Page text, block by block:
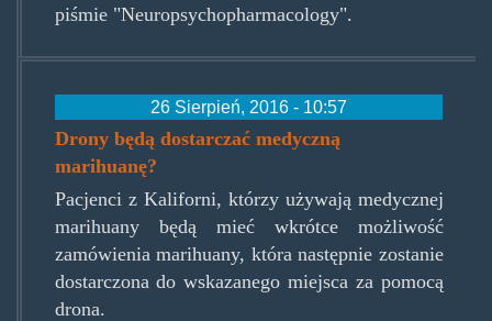
piśmie "Neuropsychopharmacology".
26 Sierpień, 2016 - 10:57
Drony będą dostarczać medyczną
marihuanę?
Pacjenci z Kaliforni, którzy używają medycznej
marihuany będą mieć wkrótce możliwość
zamówienia marihuany, która następnie zostanie
dostarczona do wskazanego miejsca za pomocą
drona.